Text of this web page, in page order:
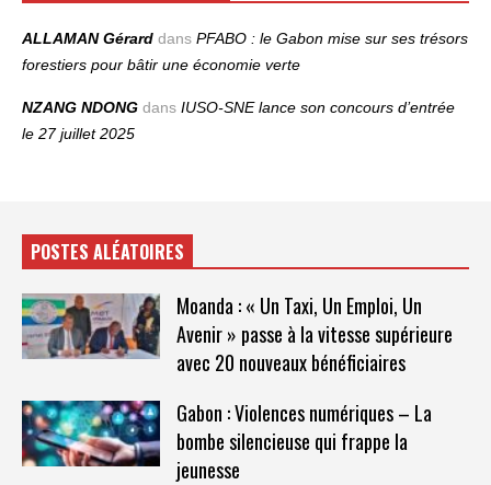
ALLAMAN Gérard dans PFABO : le Gabon mise sur ses trésors
forestiers pour bâtir une économie verte
NZANG NDONG dans IUSO‑SNE lance son concours d’entrée
le 27 juillet 2025
POSTES ALÉATOIRES
Moanda : « Un Taxi, Un Emploi, Un
Avenir » passe à la vitesse supérieure
avec 20 nouveaux bénéficiaires
Gabon : Violences numériques – La
bombe silencieuse qui frappe la
jeunesse